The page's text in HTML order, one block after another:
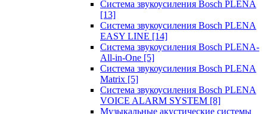
Система звукоусиления Bosch PLENA
[13]
Система звукоусиления Bosch PLENA
EASY LINE [14]
Система звукоусиления Bosch PLENA-
All-in-One [5]
Система звукоусиления Bosch PLENA
Matrix [5]
Система звукоусиления Bosch PLENA
VOICE ALARM SYSTEM [8]
Музыкальные акустические системы